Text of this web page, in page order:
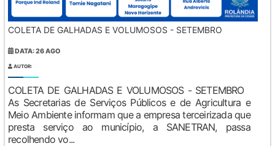
COLETA DE GALHADAS E VOLUMOSOS - SETEMBRO
DATA: 26 AGO
AUTOR:
COLETA DE GALHADAS E VOLUMOSOS - SETEMBRO
As Secretarias de Serviços Públicos e de Agricultura e
Meio Ambiente informam que a empresa terceirizada que
presta serviço ao município, a SANETRAN, passa
recolhendo vo...